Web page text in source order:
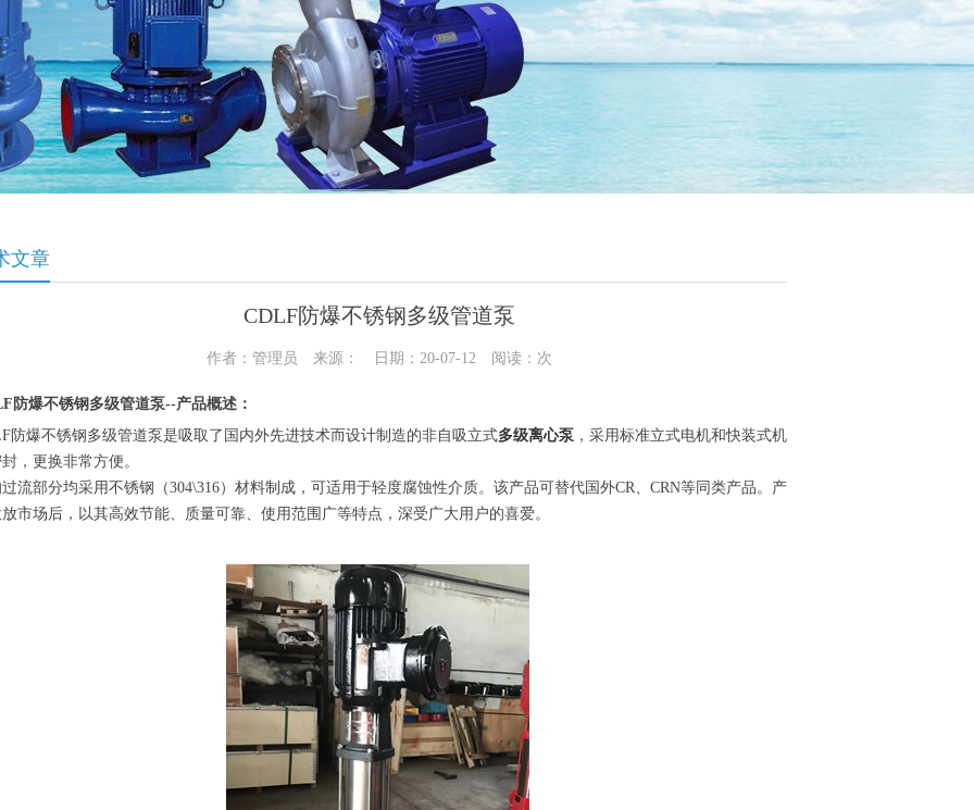
文章
CDLF防爆不锈钢多级管道泵
作者：管理员 来源： 日期：20-07-12 阅读：次
防爆不锈钢多级管道泵--产品概述：
防爆不锈钢多级管道泵是吸取了国内外先进技术而设计制造的非自吸立式多级离心泵 ，采用标准立式电机和快装式机
，更换非常方便。
流部分均采用不锈钢（304\316）材料制成，可适用于轻度腐蚀性介质。该产品可替代国外CR、CRN等同类产品。产
市场后，以其高效节能、质量可靠、使用范围广等特点，深受广大用户的喜爱。